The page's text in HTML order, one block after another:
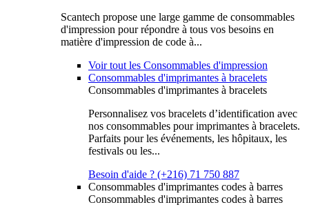
Scantech propose une large gamme de consommables
d'impression pour répondre à tous vos besoins en
matière d'impression de code à...
Voir tout les Consommables d'impression
Consommables d'imprimantes à bracelets
Consommables d'imprimantes à bracelets
Personnalisez vos bracelets d’identification avec
nos consommables pour imprimantes à bracelets.
Parfaits pour les événements, les hôpitaux, les
festivals ou les...
Besoin d'aide ? (+216) 71 750 887
Consommables d'imprimantes codes à barres
Consommables d'imprimantes codes à barres